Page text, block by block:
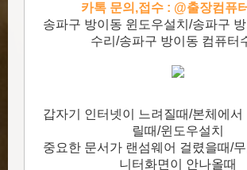
카톡 문의,접수 : @출장컴퓨
송파구 방이동 윈도우설치/송파구
수리/송파구 방이동 컴퓨터
갑자기 인터넷이 느려질때/본체에서
릴때/윈도우설치
중요한 문서가 랜섬웨어 걸렸을때/
니터화면이 안나올때